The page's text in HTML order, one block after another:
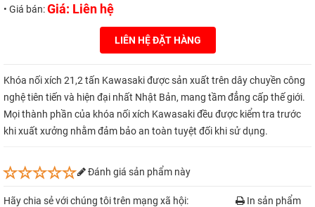
• Giá bán:Giá: Liên hệ
LIÊN HỆ ĐẶT HÀNG
Khóa nối xích 21,2 tấn Kawasaki được sản xuất trên dây chuyền công
nghệ tiên tiến và hiện đại nhất Nhật Bản, mang tầm đẳng cấp thế giới.
Mọi thành phần của khóa nối xích Kawasaki đều được kiểm tra trước
khi xuất xưởng nhằm đảm bảo an toàn tuyệt đối khi sử dụng.
Đánh giá sản phẩm này
In sản phẩm
Hãy chia sẻ với chúng tôi trên mạng xã hội: